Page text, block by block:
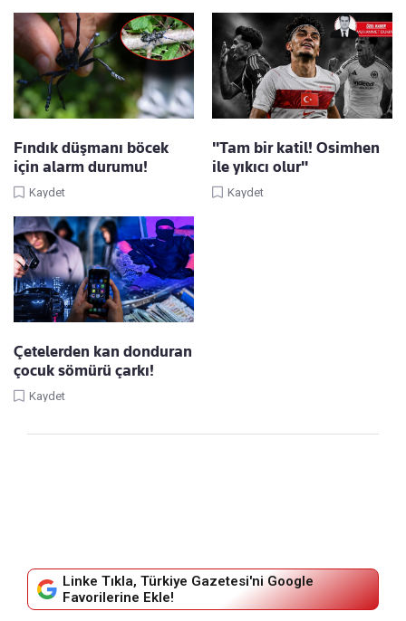
Fındık düşmanı böcek
için alarm durumu!
Kaydet
"Tam bir katil! Osimhen
ile yıkıcı olur"
Kaydet
Çetelerden kan donduran
çocuk sömürü çarkı!
Kaydet
Linke Tıkla, Türkiye Gazetesi'ni Google
Favorilerine Ekle!